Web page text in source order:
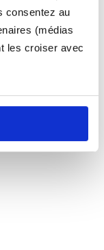
consentez au
(médias
les croiser avec